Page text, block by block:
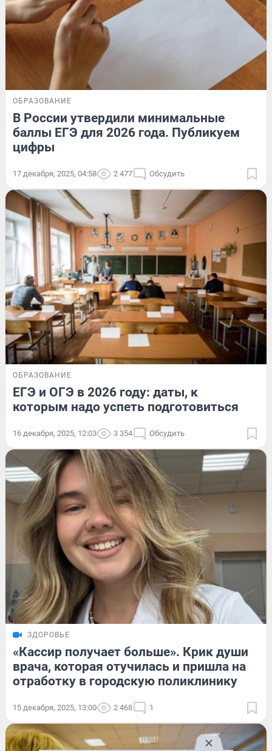
ОБРАЗОВАНИЕ
В России утвердили минимальные
баллы ЕГЭ для 2026 года. Публикуем
цифры
17 декабря, 2025, 04:58 2 477 Обсудить
ОБРАЗОВАНИЕ
ЕГЭ и ОГЭ в 2026 году: даты, к
которым надо успеть подготовиться
16 декабря, 2025, 12:03 3 354 Обсудить
ЗДОРОВЬЕ
«Кассир получает больше». Крик души
врача, которая отучилась и пришла на
отработку в городскую поликлинику
15 декабря, 2025, 13:00 2 468 1